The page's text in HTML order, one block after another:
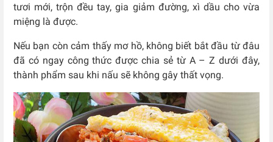
tươi mới, trộn đều tay, gia giảm đường, xì dầu cho vừa
miệng là được.
Nếu bạn còn cảm thấy mơ hồ, không biết bắt đầu từ đâu
đã có ngay công thức được chia sẻ từ A – Z dưới đây,
thành phẩm sau khi nấu sẽ không gây thất vọng.